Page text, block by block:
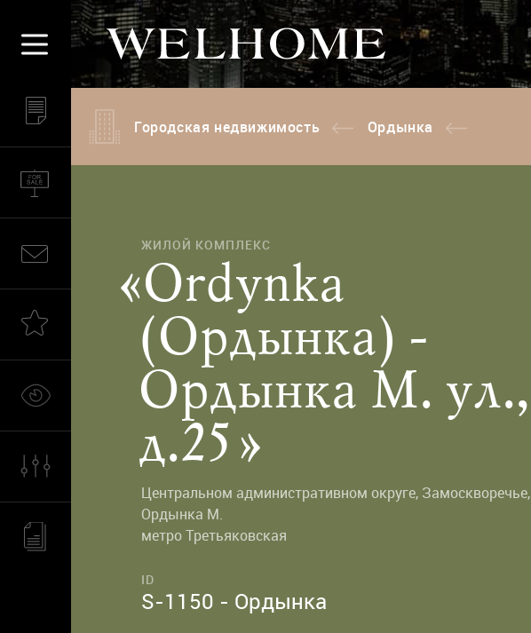
Городская недвижимость Ордынка
ЖИЛОЙ КОМПЛЕКС
«Ordynka
(Ордынка) -
Ордынка М. ул.,
д.25»
Центральном административном округе, Замоскворечье,
Ордынка М.
метро Третьяковская
ID
S-1150 - Ордынка